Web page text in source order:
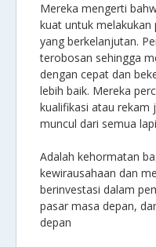
Mereka mengerti
kuat untuk melakukan
yang berkelanjutan.
terobosan sehingga
dengan cepat dan
lebih baik. Mereka
kualifikasi atau rekam
muncul dari semua
Adalah kehormatan
kewirausahaan dan
berinvestasi dalam
pasar masa depan,
depan